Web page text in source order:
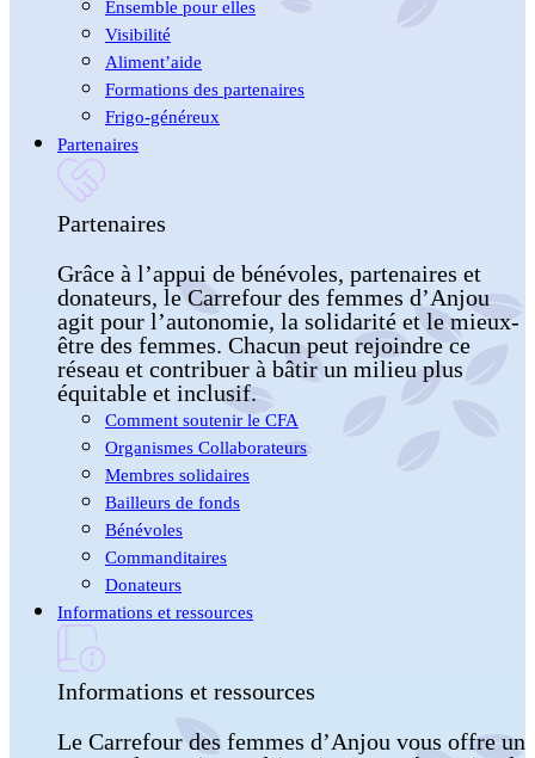
Ensemble pour elles
Visibilité
Aliment’aide
Formations des partenaires
Frigo-généreux
Partenaires
Partenaires
Grâce à l’appui de bénévoles, partenaires et
donateurs, le Carrefour des femmes d’Anjou
agit pour l’autonomie, la solidarité et le mieux-
être des femmes. Chacun peut rejoindre ce
réseau et contribuer à bâtir un milieu plus
équitable et inclusif.
Comment soutenir le CFA
Organismes Collaborateurs
Membres solidaires
Bailleurs de fonds
Bénévoles
Commanditaires
Donateurs
Informations et ressources
Informations et ressources
Le Carrefour des femmes d’Anjou vous offre un